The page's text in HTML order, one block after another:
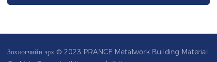
Зохиогчийн эрх © 2023 PRANCE Metalwork Building Material